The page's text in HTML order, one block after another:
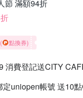
節 滿額94折
( 點換券)
消費登記送CITY
定uniopen帳號 送10